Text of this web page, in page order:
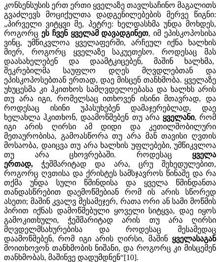
კონსენსუსის ერთ ერთი ყველაზე თავლსაჩინო მაგალითს
გვაძლევს მოციქულთა დადგენილებების მერვე წიგნი:
„პირველი ვიტყვი მე, პეტრე: ხელდასხმა უნდა მოხდეს,
როგორც ეს ჩვენ ყველამ დავადგინეთ, იმ ეპისკოპოსისა
ვინც, უმწიკვლოა ყველაფერში, არჩეულ იქნა ხალხის
მიერ, როგორც ყველაზე საკუეთესო. როდესაც მას
დაასახელებენ და დაამტკიცებენ, მაშინ ხალხმა,
შეკრებილმა საუფლო დღეს მღვდლებთან და
ეპისკოპოსებთან ერთად, დაე მისცენ თანხმობა. ყველაზე
უხუცესმა კი ჰკითხოს სამღვდელოებასა და ხალხს არის
თუ არა იგი, რომელსაც ითხოვენ ისინი მთავრად, და
როდესაც ისინი უპასუხებენ დამაჯერებლად, დაე
ხელახლა ჰკითხონ, დაამოწმებენ თუ არა ყველანი, რომ
იგი არის ღირსი ამ დიდი და კეთილშობილური
მეთაურობისა, გამოასწორა თუ არა მან თავისი ღვთის
მოსაობა, დაიცვა თუ არა ხალხის უფლებები, უმწიკვლოა
თუ არა ცხოვრებაში. როდესაც ყველა
ერთად, ჭეშმარიტად და არა, ცრუ შეხედულებით,
როგორც ღვთისა და ქრისტეს სამსჯავროს წინაშე და რა
თქმა უნდა სული წმინდისა და ყველა წმინდანთა
თანდასწრებით დაემოწმებიან რომ ის არის სწორედ
ასეთი; მაშინ კვალვ მესამეჯერ, რათა ორი ან სამი მოწმის
პირით იქნას დამოწმებული ყოველი სიტყვა, დაე იყოს
გამოკითხული, ჭეშმარიტად არის თუ არა ღირსი
მღვდელმსახურებისა და როდესაც მესამედაც
დაამოწმებენ, რომ იგი არის ღირსი, მაშინ ყველასაგან
მოითხოვონ თანხმობის ნიშანი, და როგორც კი მისცემენ
თანხმობას, მაშინვე დადუმდნენ“[10].